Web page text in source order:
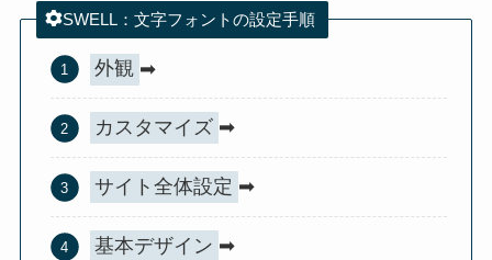
SWELL：文字フォントの設定手順
外観 ➡
カスタマイズ ➡
サイト全体設定 ➡
基本デザイン ➡